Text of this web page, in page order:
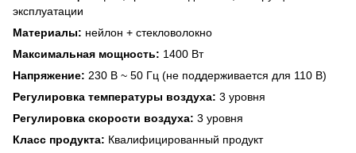
эксплуатации
Материалы: нейлон + стекловолокно
Максимальная мощность: 1400 Вт
Напряжение: 230 В ~ 50 Гц (не поддерживается для 110 В)
Регулировка температуры воздуха: 3 уровня
Регулировка скорости воздуха: 3 уровня
Класс продукта: Квалифицированный продукт